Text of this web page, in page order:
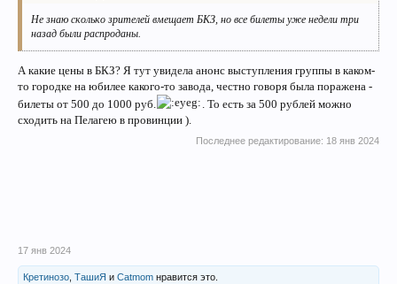
Не знаю сколько зрителей вмещает БКЗ, но все билеты уже недели три
назад были распроданы.
А какие цены в БКЗ? Я тут увидела анонс выступления группы в каком-
то городке на юбилее какого-то завода, честно говоря была поражена -
билеты от 500 до 1000 руб.
. То есть за 500 рублей можно
сходить на Пелагею в провинции ).
Последнее редактирование: 18 янв 2024
17 янв 2024
Кретинозо ТашиЯ и Catmom нравится это.